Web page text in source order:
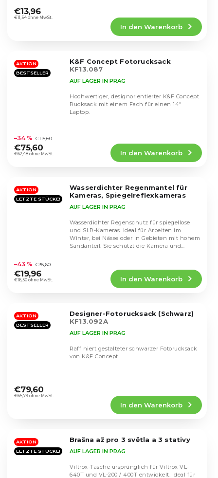
durchschnittliche
Produktbewertung
Sternen.
€11,54 ohne MwSt.
€13,96
In den Warenkorb
AKTION
BESTSELLER
K&F Concept Fotorucksack
KF13.087
durchschnittliche
Produktbewertung
ist
Sternen.
AUF LAGER IN PRAG
€62,48 ohne MwSt.
–34 % €115,60
€75,60
In den Warenkorb
Hochwertiger, designorientierter K&F Concept
Rucksack mit einem Fach für einen 14"
Laptop.
AKTION
LETZTE STÜCKE!
Wasserdichter Regenmantel für
Kameras, Spiegelreflexkameras
durchschnittliche
Produktbewertung
ist
Sternen.
AUF LAGER IN PRAG
€16,50 ohne MwSt.
–43 % €35,60
€19,96
In den Warenkorb
Wasserdichter Regenschutz für spiegellose
und SLR-Kameras. Ideal für Arbeiten im
Winter, bei Nässe oder in Gebieten mit hohem
Sandanteil. Sie schützt die Kamera und
AKTION
BESTSELLER
Designer-Fotorucksack (Schwarz)
KF13.092A
durchschnittliche
Produktbewertung
Sternen.
AUF LAGER IN PRAG
€65,79 ohne MwSt.
€79,60
In den Warenkorb
Raffiniert gestalteter schwarzer Fotorucksack
von K&F Concept.
AKTION
LETZTE STÜCKE!
Brašna až pro 3 světla a 3 stativy
AUF LAGER IN PRAG
Viltrox-Tasche ursprünglich für Viltrox VL-
640T und VL-200 / 400T entwickelt. Ideal für